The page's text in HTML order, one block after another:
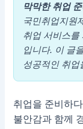
막막한 취업
국민취업지원
취업 서비스를
입니다. 이 글
성공적인 취업
취업을 준비하
불안감과 함께